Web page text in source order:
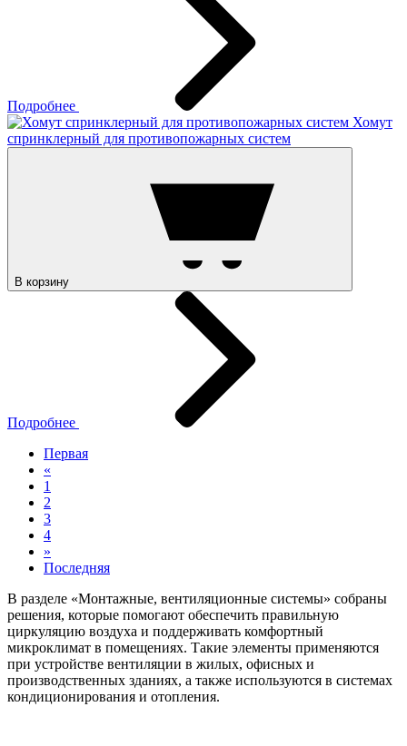
Подробнее
Хомут
спринклерный для противопожарных систем
В корзину
Подробнее
Первая
«
1
2
3
4
»
Последняя
В разделе «Монтажные, вентиляционные системы» собраны
решения, которые помогают обеспечить правильную
циркуляцию воздуха и поддерживать комфортный
микроклимат в помещениях. Такие элементы применяются
при устройстве вентиляции в жилых, офисных и
производственных зданиях, а также используются в системах
кондиционирования и отопления.